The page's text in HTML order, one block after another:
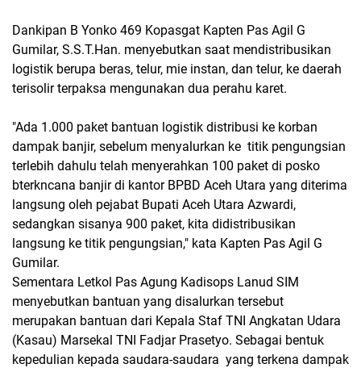
Dankipan B Yonko 469 Kopasgat Kapten Pas Agil G
Gumilar, S.S.T.Han. menyebutkan saat mendistribusikan
logistik berupa beras, telur, mie instan, dan telur, ke daerah
terisolir terpaksa mengunakan dua perahu karet.
"Ada 1.000 paket bantuan logistik distribusi ke korban
dampak banjir, sebelum menyalurkan ke titik pengungsian
terlebih dahulu telah menyerahkan 100 paket di posko
bterkncana banjir di kantor BPBD Aceh Utara yang diterima
langsung oleh pejabat Bupati Aceh Utara Azwardi,
sedangkan sisanya 900 paket, kita didistribusikan
langsung ke titik pengungsian," kata Kapten Pas Agil G
Gumilar.
Sementara Letkol Pas Agung Kadisops Lanud SIM
menyebutkan bantuan yang disalurkan tersebut
merupakan bantuan dari Kepala Staf TNI Angkatan Udara
(Kasau) Marsekal TNI Fadjar Prasetyo. Sebagai bentuk
kepedulian kepada saudara-saudara yang terkena dampak